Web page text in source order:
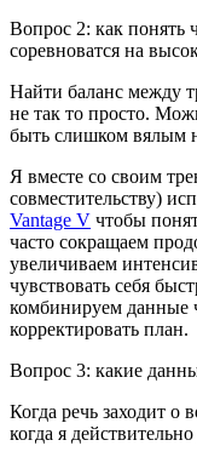
Вопрос 2: как понять
соревноватся на
Найти баланс между
не так то просто.
быть слишком вялым
Я вместе со своим
совместительству)
Vantage V чтобы
часто сокращаем
увеличиваем
чувствовать себя
комбинируем данные
корректировать план.
Вопрос 3: какие
Когда речь заходит о
когда я